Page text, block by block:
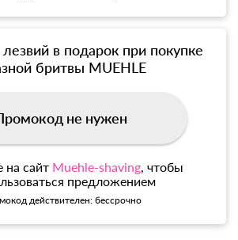
в подарок при покупке
бритвы MUEHLE
не нужен
на сайт Muehle-shaving, чтобы
предложением
действителен: бессрочно